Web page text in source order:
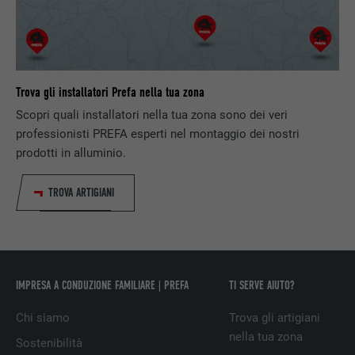
Trova gli installatori Prefa nella tua zona
Scopri quali installatori nella tua zona sono dei veri
professionisti PREFA esperti nel montaggio dei nostri
prodotti in alluminio.
TROVA ARTIGIANI
IMPRESA A CONDUZIONE FAMILIARE | PREFA
Chi siamo
Sostenibilità
TI SERVE AIUTO?
Trova gli artigiani
nella tua zona
DECORSO
SCOPO
Registra un ID univoco, utilizzato per
generare dati statistici riguardo agli utenti
NOME _gaexp
PROVIDER Google Optimize
SCOPO
verificare se il browser permette
NOME
PROVIDER
DECORSO Sessione
SCOPO
Memorizza la versione linguistica di un sito
web selezionata dall’utente.
Impostato da LinkedIn, quando un sito
web contiene una finestra “Seguici”